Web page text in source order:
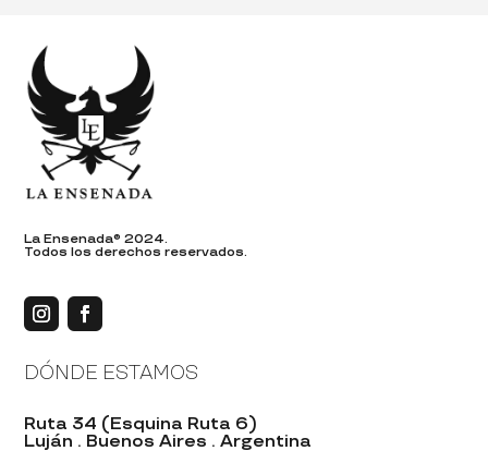
La Ensenada® 2024.
Todos los derechos reservados.
DÓNDE ESTAMOS
Ruta 34 (Esquina Ruta 6)
Luján . Buenos Aires . Argentina